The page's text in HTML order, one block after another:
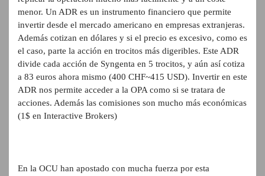
menor. Un ADR es un instrumento financiero que permite
invertir desde el mercado americano en empresas extranjeras.
Además cotizan en dólares y si el precio es excesivo, como es
el caso, parte la acción en trocitos más digeribles. Este ADR
divide cada acción de Syngenta en 5 trocitos, y aún así cotiza
a 83 euros ahora mismo (400 CHF~415 USD). Invertir en este
ADR nos permite acceder a la OPA como si se tratara de
acciones. Además las comisiones son mucho más económicas
(1$ en Interactive Brokers)
En la OCU han apostado con mucha fuerza por esta